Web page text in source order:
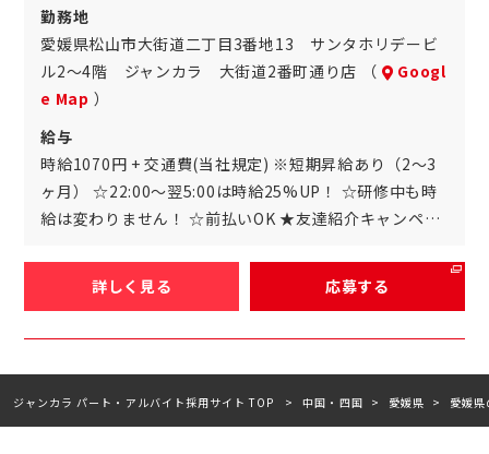
勤務地
愛媛県松山市大街道二丁目3番地13 サンタホリデービ
ル2～4階 ジャンカラ 大街道2番町通り店 （
Googl
e Map ）
給与
時給1070円 + 交通費(当社規定) ※短期昇給あり（2～3
ヶ月） ☆22:00～翌5:00は時給25%UP！ ☆研修中も時
給は変わりません！ ☆前払いOK ★友達紹介キャンペ…
詳しく見る 応募する
ジャンカラ パート・アルバイト採用サイト TOP 中国・四国 愛媛県 愛媛